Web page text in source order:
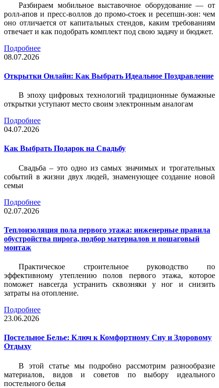
Разбираем мобильное выставочное оборудование — от
ролл-апов и пресс-воллов до промо-стоек и ресепшн-зон: чем
оно отличается от капитальных стендов, каким требованиям
отвечает и как подобрать комплект под свою задачу и бюджет.
Подробнее
08.07.2026
Открытки Онлайн: Как Выбрать Идеальное Поздравление
В эпоху цифровых технологий традиционные бумажные
открытки уступают место своим электронным аналогам
Подробнее
04.07.2026
Как Выбрать Подарок на Свадьбу
Свадьба – это одно из самых значимых и трогательных
событий в жизни двух людей, знаменующее создание новой
семьи
Подробнее
02.07.2026
Теплоизоляция пола первого этажа: инженерные правила
обустройства пирога, подбор материалов и пошаговый
монтаж
Практическое строительное руководство по
эффективному утеплению полов первого этажа, которое
поможет навсегда устранить сквозняки у ног и снизить
затраты на отопление.
Подробнее
23.06.2026
Постельное Белье: Ключ к Комфортному Сну и Здоровому
Отдыху
В этой статье мы подробно рассмотрим разнообразие
материалов, видов и советов по выбору идеального
постельного белья